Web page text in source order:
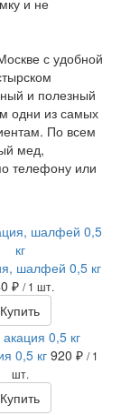
с удобной
и полезный
одни из самых
По всем
мед,
телефону или
шалфей 0,5 кг
₽ / 1 шт.
Купить
0,5 кг 920 ₽ / 1
шт.
Купить